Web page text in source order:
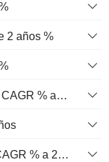
2 años %
Flujo de Efectivo de Operaciones, CAGR % a 2 años
Flujo de Caja Libre Apalancado, CAGR % a 2 años